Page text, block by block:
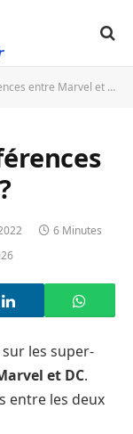
entre Marvel et DC ?
6 Minutes
les super-
et DC.
entre les deux